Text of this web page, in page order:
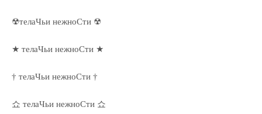
☢телаЧьи нежноСти ☢
★ телаЧьи нежноСти ★
† телаЧьи нежноСти †
쇼 телаЧьи нежноСти 쇼